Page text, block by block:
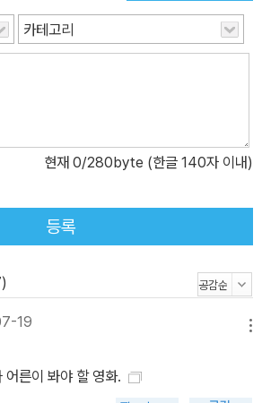
카테고리
현재 0/280byte (한글 140자 이내)
등록
19
어른이 봐야 할 영화.